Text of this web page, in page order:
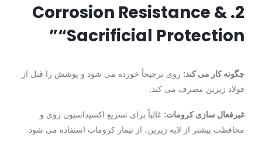
2. Corrosion Resistance &
“Sacrificial Protection”
چگونه کار می کند: روی ترجیحاً خورده می شود و پوشش را قبل از
فولاد زیرین مصرف می کند.
غیرفعال سازی کرومات: غالباً برای تسریع اکسیداسیون روی و
محافظت بیشتر از لایه زیرین، از تیمار کرومات استفاده می شود.